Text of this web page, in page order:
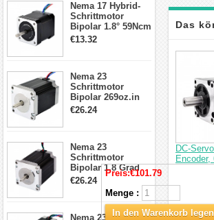
Schrittmotor
Nema 17 Hybrid-
Schrittmotor
Bipolar 1.8° 59Ncm
2A 4 Drähte mit 1m
€13.32
Nema 23
Schrittmotor
Bipolar 269oz.in
2,8A 57x57x76mm
€26.24
Nema 23
Schrittmotor
Bipolar 1.8 Grad
1.9Nm 3A 3.36V 4
Drähte CNC
Schrittmotor DIY
CNC Fräse
€26.24
Nema 23
Das
DC-
Preis:€101.79
Menge :
In den Warenkorb legen